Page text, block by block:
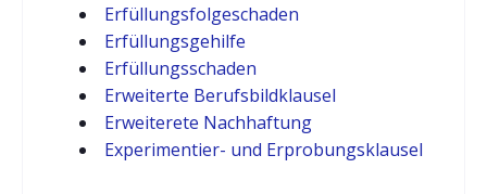
Erfüllungsfolgeschaden
Erfüllungsgehilfe
Erfüllungsschaden
Erweiterte Berufsbildklausel
Erweiterete Nachhaftung
Experimentier- und Erprobungsklausel